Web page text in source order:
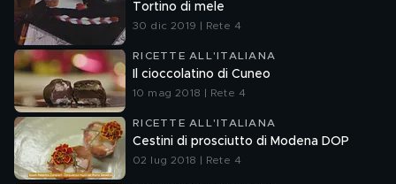
Tortino di mele
30 dic 2019 | Rete 4
RICETTE ALL'ITALIANA
Il cioccolatino di Cuneo
10 mag 2018 | Rete 4
RICETTE ALL'ITALIANA
Cestini di prosciutto di Modena DOP
02 lug 2018 | Rete 4